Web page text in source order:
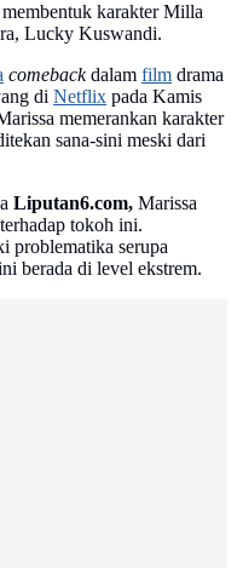
karakter Milla
Lucky Kuswandi.
comebackdalam film drama
di Netflix pada Kamis
memerankan karakter
sana-sini meski dari
Liputan6.com, Marissa
tokoh ini.
problematika serupa
berada di level ekstrem.